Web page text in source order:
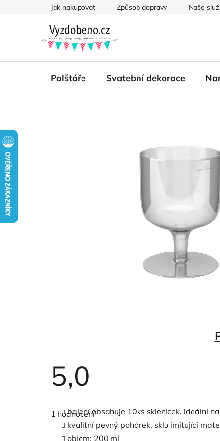
Jak nakupovat Způsob dopravy Naše
Polštáře Svatební dekorace
5,0
hodnocení
produktu
1 hodnocení
balení obsahuje 10ks skleniček, ideální
kvalitní pevný pohárek, sklo imitující
objem: 200 ml